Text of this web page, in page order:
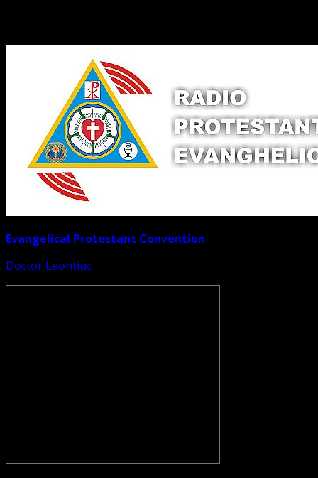
Evangelical Protestant Convention
Doctor Leontiuc